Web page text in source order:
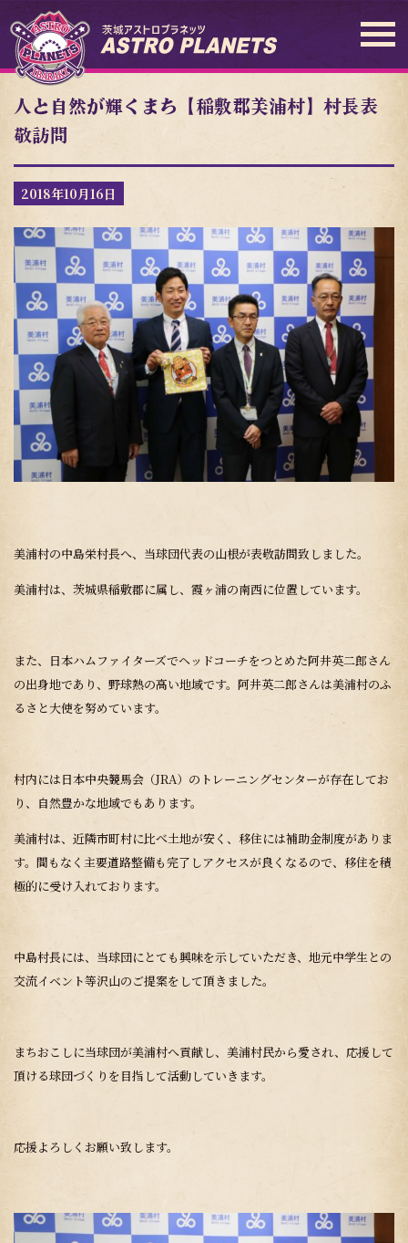
人と自然が輝くまち【稲敷郡美浦村】村長表
敬訪問
2018年10月16日
美浦村の中島栄村長へ、当球団代表の山根が表敬訪問致しました。
美浦村は、茨城県稲敷郡に属し、霞ヶ浦の南西に位置しています。
また、日本ハムファイターズでヘッドコーチをつとめた阿井英二郎さん
の出身地であり、野球熱の高い地域です。阿井英二郎さんは美浦村のふ
るさと大使を努めています。
村内には日本中央競馬会（JRA）のトレーニングセンターが存在してお
り、自然豊かな地域でもあります。
美浦村は、近隣市町村に比べ土地が安く、移住には補助金制度がありま
す。間もなく主要道路整備も完了しアクセスが良くなるので、移住を積
極的に受け入れております。
中島村長には、当球団にとても興味を示していただき、地元中学生との
交流イベント等沢山のご提案をして頂きました。
まちおこしに当球団が美浦村へ貢献し、美浦村民から愛され、応援して
頂ける球団づくりを目指して活動していきます。
応援よろしくお願い致します。